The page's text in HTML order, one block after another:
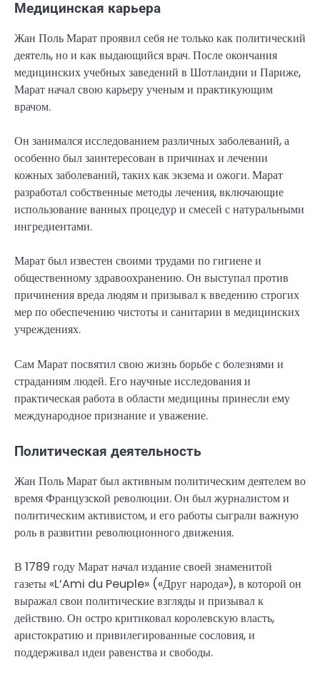
Медицинская карьера
Жан Поль Марат проявил себя не только как политический
деятель, но и как выдающийся врач. После окончания
медицинских учебных заведений в Шотландии и Париже,
Марат начал свою карьеру ученым и практикующим
врачом.
Он занимался исследованием различных заболеваний, а
особенно был заинтересован в причинах и лечении
кожных заболеваний, таких как экзема и ожоги. Марат
разработал собственные методы лечения, включающие
использование ванных процедур и смесей с натуральными
ингредиентами.
Марат был известен своими трудами по гигиене и
общественному здравоохранению. Он выступал против
причинения вреда людям и призывал к введению строгих
мер по обеспечению чистоты и санитарии в медицинских
учреждениях.
Сам Марат посвятил свою жизнь борьбе с болезнями и
страданиям людей. Его научные исследования и
практическая работа в области медицины принесли ему
международное признание и уважение.
Политическая деятельность
Жан Поль Марат был активным политическим деятелем во
время Французской революции. Он был журналистом и
политическим активистом, и его работы сыграли важную
роль в развитии революционного движения.
В 1789 году Марат начал издание своей знаменитой
газеты «L’Ami du Peuple» («Друг народа»), в которой он
выражал свои политические взгляды и призывал к
действию. Он остро критиковал королевскую власть,
аристократию и привилегированные сословия, и
поддерживал идеи равенства и свободы.